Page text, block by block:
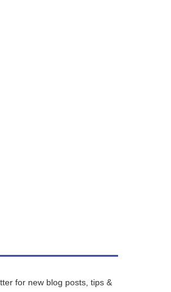
for new blog posts, tips &